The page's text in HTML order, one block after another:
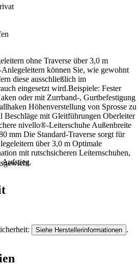
ohne Traverse über 3,0 m
können Sie, wie gewohnt
diese ausschließlich im
eingesetzt wird.Beispiele: Fester
oder mit Zurrband-, Gurtbefestigung
Höhenverstellung von Sprosse zu
Beschläge mit Gleitführungen Oberleiter
nivello®-Leiterschuhe Außenbreite
mm Die Standard-Traverse sorgt für
über 3,0 m Optimale
mit rutschsicheren Leiternschuhen,
Aufstieg.
Siehe Herstellerinformationen .